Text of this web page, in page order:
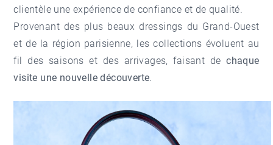
clientèle une expérience de confiance et de qualité.
Provenant des plus beaux dressings du Grand-Ouest
et de la région parisienne, les collections évoluent au
fil des saisons et des arrivages, faisant dechaque
visite une nouvelle découverte.